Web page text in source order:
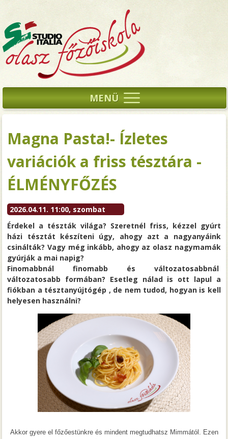
MENÜ
Magna Pasta!- Ízletes
variációk a friss tésztára -
ÉLMÉNYFŐZÉS
2026.04.11. 11:00, szombat
Érdekel a tészták világa? Szeretnél friss, kézzel gyúrt
házi tésztát készíteni úgy, ahogy azt a nagyanyáink
csinálták? Vagy még inkább, ahogy az olasz nagymamák
gyúrják a mai napig?
Finomabbnál finomabb és változatosabbnál
változatosabb formában? Esetleg nálad is ott lapul a
fiókban a tésztanyújtógép , de nem tudod, hogyan is kell
helyesen használni?
Akkor gyere el főzőestünkre és mindent megtudhatsz Mimmától. Ezen